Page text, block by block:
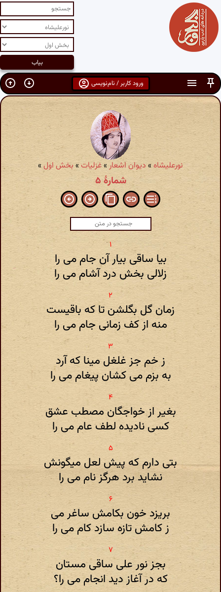
ورود کاربر / نام‌نویسی
نورعلیشاه» دیوان اشعار»غزلیات» بخش اول»
شمارهٔ ۵
بیا ساقی بیار آن جام می را
زلالی بخش درد آشام می را
زمان گل بگلشن تا که باقیست
منه از کف زمانی جام می را
ز خم جز غلغل مینا که آرد
به بزم می کشان پیغام می را
بغیر از خواجگان مصطب عشق
کسی نادیده لطف عام می را
بتی دارم که پیش لعل میگونش
نشاید برد هرگز نام می را
بریزد خون بکامش ساغر می
ز کامش تازه سازد کام می را
بجز نور علی ساقی مستان
که در آغاز دید انجام می را؟